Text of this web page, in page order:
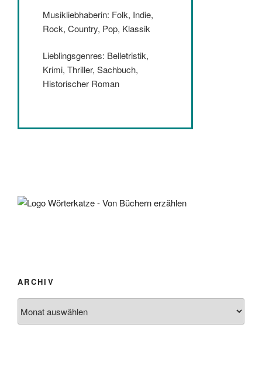
Musikliebhaberin: Folk, Indie,
Rock, Country, Pop, Klassik
Lieblingsgenres: Belletristik,
Krimi, Thriller, Sachbuch,
Historischer Roman
ARCHIV